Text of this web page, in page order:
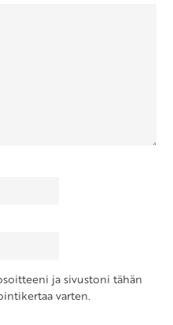
ja sivustoni tähän
varten.